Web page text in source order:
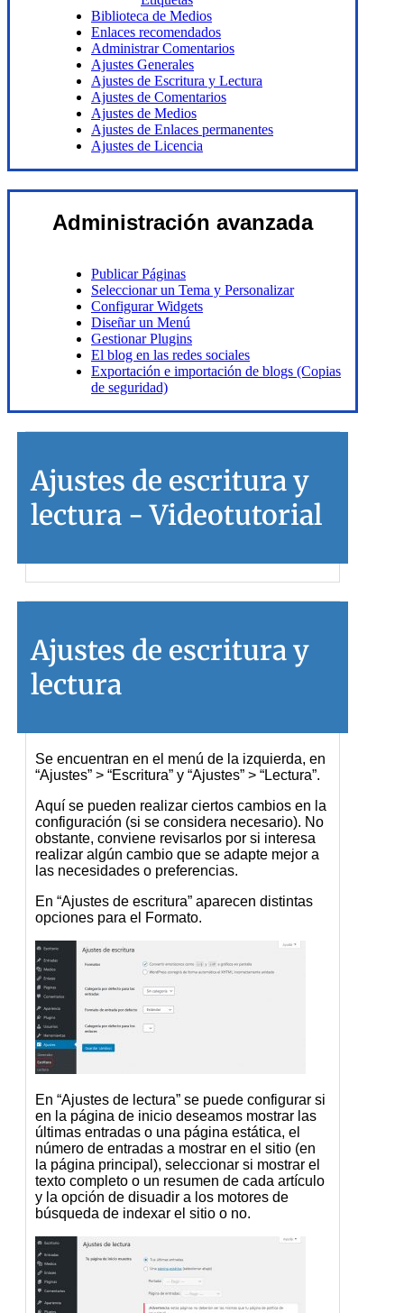
Biblioteca de Medios
Enlaces recomendados
Administrar Comentarios
Ajustes Generales
Ajustes de Escritura y Lectura
Ajustes de Comentarios
Ajustes de Medios
​Ajustes de Enlaces permanentes
Ajustes de Licencia
Administración avanzada
Publicar Páginas
Seleccionar un Tema y Personalizar
Configurar Widgets
Diseñar un Menú
Gestionar Plugins
El blog en las redes sociales
Exportación e importación de blogs (Copias
de seguridad)
Ajustes de escritura y
lectura - Videotutorial
Ajustes de escritura y
lectura
Se encuentran en el menú de la izquierda, en
“Ajustes” > “Escritura” y “Ajustes” > “Lectura”.
Aquí se pueden realizar ciertos cambios en la
configuración (si se considera necesario). No
obstante, conviene revisarlos por si interesa
realizar algún cambio que se adapte mejor a
las necesidades o preferencias.
En “Ajustes de escritura” aparecen distintas
opciones para el Formato.
En “Ajustes de lectura” se puede configurar si
en la página de inicio deseamos mostrar las
últimas entradas o una página estática, el
número de entradas a mostrar en el sitio (en
la página principal), seleccionar si mostrar el
texto completo o un resumen de cada artículo
y la opción de disuadir a los motores de
búsqueda de indexar el sitio o no.